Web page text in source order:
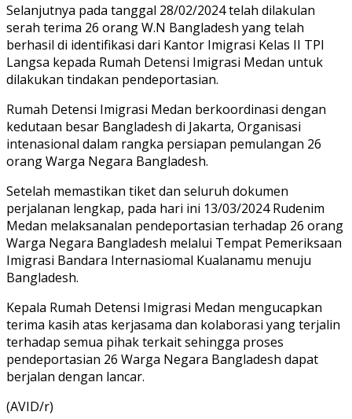
Selanjutnya pada tanggal 28/02/2024 telah dilakulan
serah terima 26 orang W.N Bangladesh yang telah
berhasil di identifikasi dari Kantor Imigrasi Kelas II TPI
Langsa kepada Rumah Detensi Imigrasi Medan untuk
dilakukan tindakan pendeportasian.
Rumah Detensi Imigrasi Medan berkoordinasi dengan
kedutaan besar Bangladesh di Jakarta, Organisasi
intenasional dalam rangka persiapan pemulangan 26
orang Warga Negara Bangladesh.
Setelah memastikan tiket dan seluruh dokumen
perjalanan lengkap, pada hari ini 13/03/2024 Rudenim
Medan melaksanalan pendeportasian terhadap 26 orang
Warga Negara Bangladesh melalui Tempat Pemeriksaan
Imigrasi Bandara Internasiomal Kualanamu menuju
Bangladesh.
Kepala Rumah Detensi Imigrasi Medan mengucapkan
terima kasih atas kerjasama dan kolaborasi yang terjalin
terhadap semua pihak terkait sehingga proses
pendeportasian 26 Warga Negara Bangladesh dapat
berjalan dengan lancar.
(AVID/r)